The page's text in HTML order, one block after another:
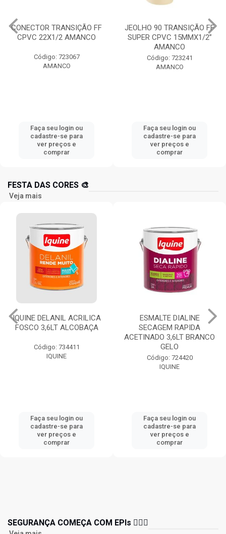
CONECTOR TRANSIÇÃO FF
CPVC 22X1/2 AMANCO
Código: 723067
AMANCO
Faça seu login ou
cadastre-se para
ver preços e
comprar
JEOLHO 90 TRANSIÇÃO FF
SUPER CPVC 15MMX1/2”
AMANCO
Código: 723241
AMANCO
Faça seu login ou
cadastre-se para
ver preços e
comprar
FESTA DAS CORES 🎨
Veja mais
IQUINE DELANIL ACRILICA
FOSCO 3,6LT ALCOBAÇA
Código: 734411
IQUINE
Faça seu login ou
cadastre-se para
ver preços e
comprar
ESMALTE DIALINE
SECAGEM RAPIDA
ACETINADO 3,6LT BRANCO
GELO
Código: 724420
IQUINE
Faça seu login ou
cadastre-se para
ver preços e
comprar
SEGURANÇA COMEÇA COM EPIs 👷🏻‍♂️